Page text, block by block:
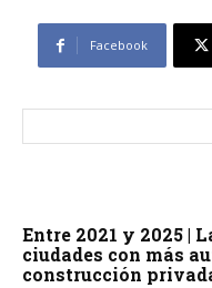
Facebook
Entre 2021 y 2025 |
ciudades con más
construcción